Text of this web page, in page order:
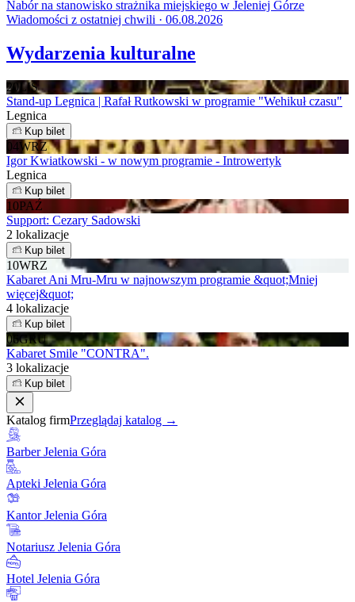
Nabór na stanowisko strażnika miejskiego w Jeleniej Górze
Wiadomości z ostatniej chwili · 06.08.2026
Wydarzenia kulturalne
20 LIS
Stand-up Legnica | Rafał Rutkowski w programie "Wehikuł czasu"
Legnica
Kup bilet
04WRZ
Igor Kwiatkowski - w nowym programie - Introwertyk
Legnica
Kup bilet
10PAŹ
Support: Cezary Sadowski
2 lokalizacje
Kup bilet
10WRZ
Kabaret Ani Mru-Mru w najnowszym programie &quot;Mniej
więcej&quot;
4 lokalizacje
Kup bilet
06GRU
Kabaret Smile "CONTRA".
3 lokalizacje
Kup bilet
Katalog firmPrzeglądaj katalog →
Barber Jelenia Góra
Apteki Jelenia Góra
Kantor Jelenia Góra
Notariusz Jelenia Góra
Hotel Jelenia Góra